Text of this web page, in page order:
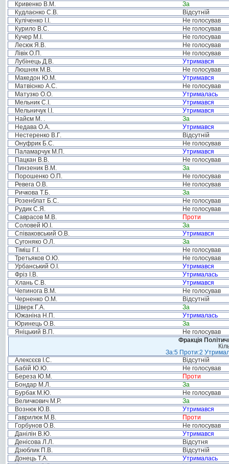
Кривенко В.М.
За
Кудлаєнко С.В.
Відсутній
Куліченко І.І.
Не голосував
Курило В.С.
Не голосував
Кучер М.І.
Не голосував
Лесюк Я.В.
Не голосував
Лівік О.П.
Не голосував
Лубінець Д.В.
Утримався
Люшняк М.В.
Не голосував
Македон Ю.М.
Утримався
Матвієнко А.С.
Не голосував
Матузко О.О.
Утрималась
Мельник С.І.
Утримався
Мельничук І.І.
Утримався
Найєм М. .
За
Недава О.А.
Утримався
Нестеренко В.Г.
Відсутній
Онуфрик Б.С.
Не голосував
Паламарчук М.П.
Утримався
Пацкан В.В.
Не голосував
Пинзеник В.М.
За
Порошенко О.П.
Не голосував
Ревега О.В.
Не голосував
Ричкова Т.Б.
За
Розенблат Б.С.
Не голосував
Рудик С.Я.
Не голосував
Саврасов М.В.
Проти
Соловей Ю.І.
За
Співаковський О.В.
Утримався
Сугоняко О.Л.
За
Тіміш Г.І.
Не голосував
Третьяков О.Ю.
Не голосував
Урбанський О.І.
Утримався
Фріз І.В.
Утрималась
Хлань С.В.
Утримався
Чепинога В.М.
Не голосував
Черненко О.М.
Відсутній
Шверк Г.А.
За
Южаніна Н.П.
Утрималась
Юринець О.В.
За
Яніцький В.П.
Не голосував
Фракція
За:5 Проти:2
Алексєєв І.С.
Відсутній
Бабій Ю.Ю.
Не голосував
Береза Ю.М.
Проти
Бондар М.Л.
За
Бурбак М.Ю.
Не голосував
Величкович М.Р.
За
Вознюк Ю.В.
Утримався
Гаврилюк М.В.
Проти
Горбунов О.В.
Не голосував
Данілін В.Ю.
Утримався
Денісова Л.Л.
Відсутня
Дзюблик П.В.
Відсутній
Донець Т.А.
Утрималась